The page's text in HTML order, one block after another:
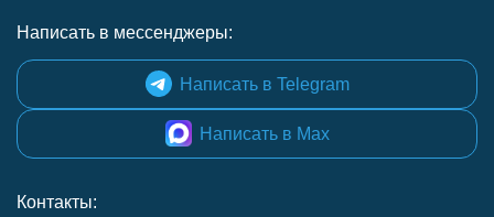
Написать в мессенджеры:
Написать в Telegram
Написать в Max
Контакты: